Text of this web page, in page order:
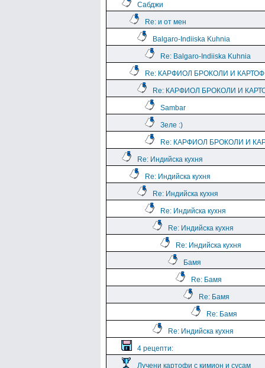
Сабджи
Re: и от мен
Balgaro-Indiiska Kuhnia
Re: Balgaro-Indiiska Kuhnia
Re: КАРФИОЛ БРОКОЛИ И
Re: КАРФИОЛ БРОКОЛИ И
Sambar
Зеле :)
Re: КАРФИОЛ БРОКОЛИ И
Re: Индийска кухня
Re: Индийска кухня
Re: Индийска кухня
Re: Индийска кухня
Re: Индийска кухня
Re: Индийска кухня
Бамя
Re: Бамя
Re: Бамя
Re: Бамя
Re: Индийска кухня
4 рецепти:
Лучени картофи с кимион и сусам